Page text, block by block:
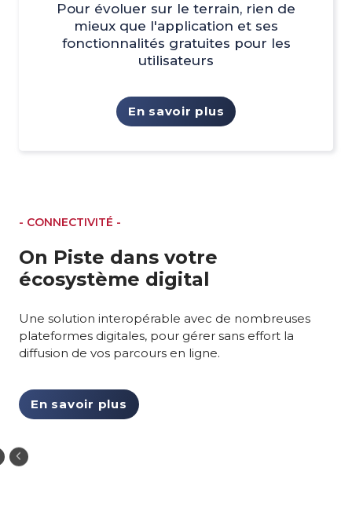
Pour évoluer sur le terrain, rien de
mieux que l'application et ses
fonctionnalités gratuites pour les
utilisateurs
En savoir plus
- CONNECTIVITÉ -
On Piste dans votre
écosystème digital
Une solution interopérable avec de nombreuses
plateformes digitales, pour gérer sans effort la
diffusion de vos parcours en ligne.
En savoir plus